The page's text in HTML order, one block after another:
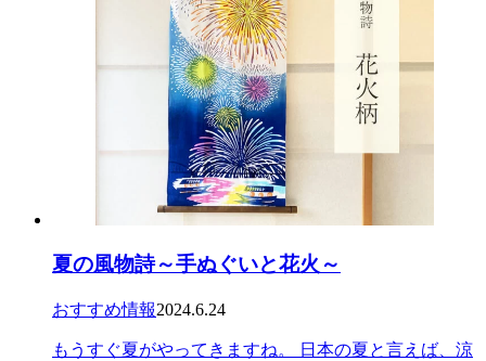
夏の風物詩～手ぬぐいと花火～
おすすめ情報2024.6.24
もうすぐ夏がやってきますね。 日本の夏と言えば、涼